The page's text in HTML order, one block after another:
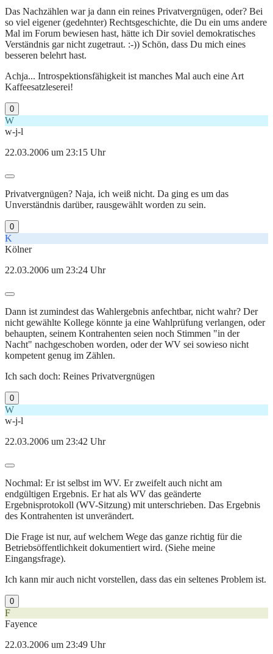
Das Nachzählen war ja dann ein reines Privatvergnügen, oder? Bei
so viel eigener (gedehnter) Rechtsgeschichte, die Du ein ums andere
Mal im Forum bewiesen hast, hätte ich Dir soviel demokratisches
Verständnis gar nicht zugetraut. :-)) Schön, dass Du mich eines
besseren belehrt hast.
Achja... Introspektionsfähigkeit ist manches Mal auch eine Art
Kaffeesatzleserei!
0
W
w-j-l
22.03.2006 um 23:15 Uhr
Privatvergnügen? Naja, ich weiß nicht. Da ging es um das
Unverständnis darüber, rausgewählt worden zu sein.
0
K
Kölner
22.03.2006 um 23:24 Uhr
Dann ist zumindest das Wahlergebnis anfechtbar, nicht wahr? Der
nicht gewählte Kollege könnte ja eine Wahlprüfung verlangen, oder
behaupten, seinem Kontrahenten seien noch Stimmen "in der
Nacht" nachgeschoben worden, oder der WV sei sowieso nicht
kompetent genug im Zählen.
Ich sach doch: Reines Privatvergnügen
0
W
w-j-l
22.03.2006 um 23:42 Uhr
Nochmal: Er ist selbst im WV. Er zweifelt auch nicht am
endgültigen Ergebnis. Er hat als WV das geänderte
Ergebnisprotokoll (WV-Sitzung) mit unterschrieben. Das Ergebnis
des Kontrahenten ist unverändert.
Die Frage ist nur, auf welchem Wege das ganze richtig für die
Betriebsöffentlichkeit dokumentiert wird. (Siehe meine
Eingangsfrage).
Ich kann mir auch nicht vorstellen, dass das ein seltenes Problem ist.
0
F
Fayence
22.03.2006 um 23:49 Uhr